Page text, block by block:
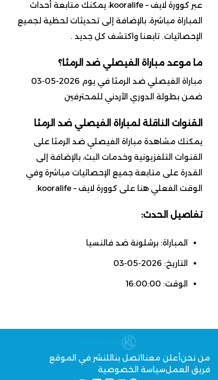
عبر كوورة لايف – kooralife، يمكنك متابعة أحداث
المباراة مباشرة، بالإضافة إلى تحديثات لحظية لجميع
الإحصائيات. تابعنا واكتشف كل جديد .
ما موعد مباراة الفيصلي ضد الرمثا؟
مباراة الفيصلي ضد الرمثا في يوم 2026-05-03
ضمن بطولة الدوري الأردني للمحترفين
القنوات الناقلة لمباراة الفيصلي ضد الرمثا
يمكنك مشاهدة مباراة الفيصلي ضد الرمثا على
القنوات التلفزيونية وخدمات البث، بالإضافة إلى
القدرة على متابعة جميع الإحصائيات مباشرة وفي
الوقت الفعلي هنا على كوورة لايف – kooralife.
تفاصيل الحدث:
المباراة: برشلونة ضد فالنسيا
التاريخ: 2026-05-03
الوقت: 16:00:00
من نحنأعلن معنا اتصل بنا للنشر في الموقع
فريق العملسياسة الخصوصية